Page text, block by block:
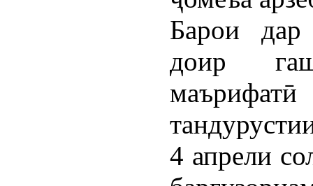
Барои дар
доир
маърифатӣ
4 апрели